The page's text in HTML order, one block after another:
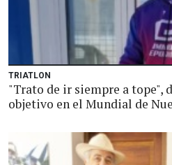
TRIATLON
"Trato de ir siempre a tope",
objetivo en el Mundial de